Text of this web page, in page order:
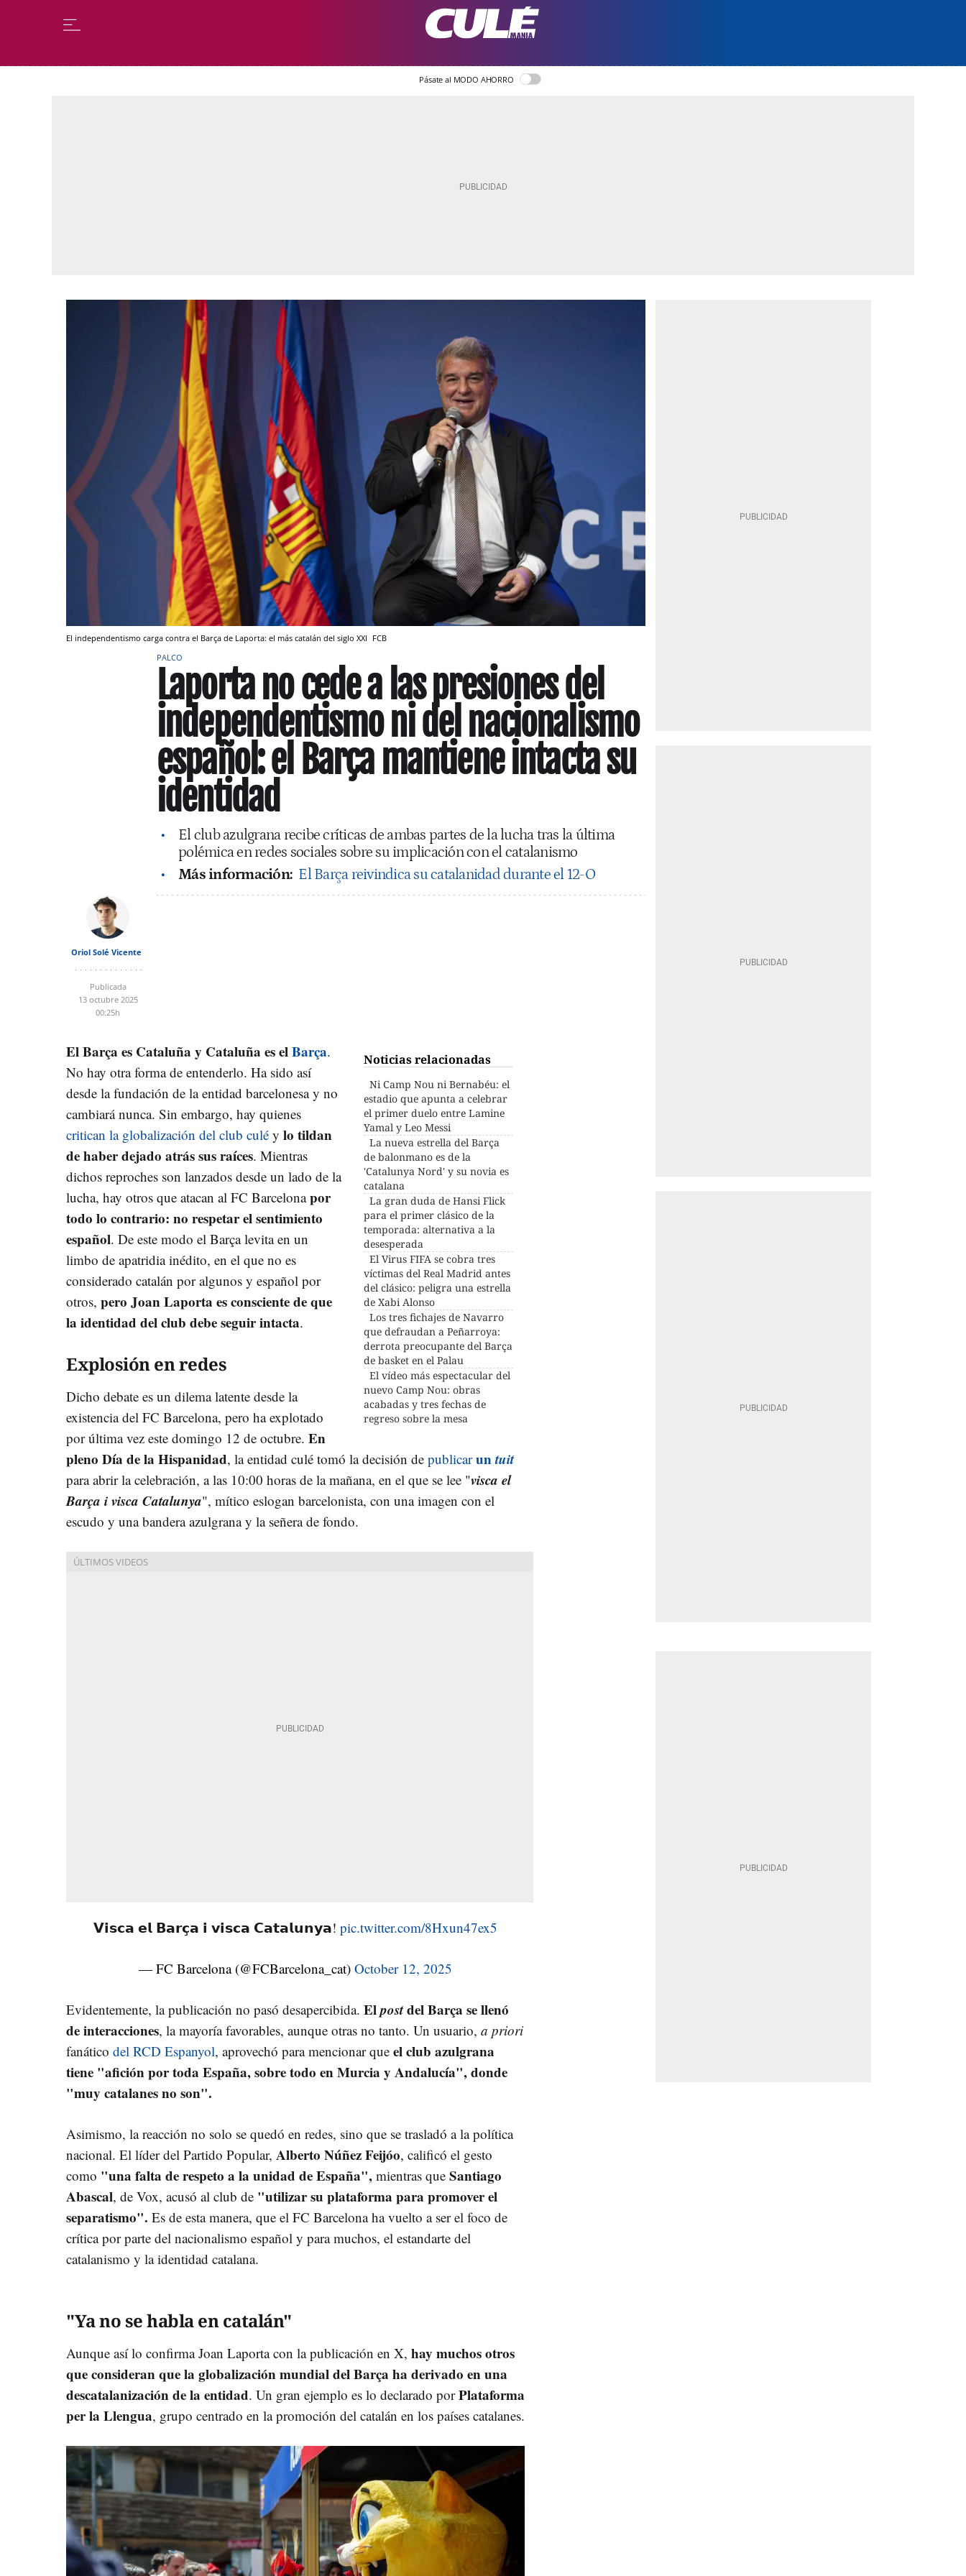
Pásate al MODO AHORRO
El independentismo carga contra el Barça de Laporta: el más catalán del siglo XXI FCB
PALCO
Laporta no cede a las presiones del
independentismo ni del nacionalismo
español: el Barça mantiene intacta su
identidad
El club azulgrana recibe críticas de ambas partes de la lucha tras la última
polémica en redes sociales sobre su implicación con el catalanismo
Más información: El Barça reivindica su catalanidad durante el 12-O
Oriol Solé Vicente
Publicada
13 octubre 2025
00:25h
Noticias relacionadas
Ni Camp Nou ni Bernabéu: el
estadio que apunta a celebrar
el primer duelo entre Lamine
Yamal y Leo Messi
La nueva estrella del Barça
de balonmano es de la
'Catalunya Nord' y su novia es
catalana
La gran duda de Hansi Flick
para el primer clásico de la
temporada: alternativa a la
desesperada
El Virus FIFA se cobra tres
víctimas del Real Madrid antes
del clásico: peligra una estrella
de Xabi Alonso
Los tres fichajes de Navarro
que defraudan a Peñarroya:
derrota preocupante del Barça
de basket en el Palau
El vídeo más espectacular del
nuevo Camp Nou: obras
acabadas y tres fechas de
regreso sobre la mesa
El Barça es Cataluña y Cataluña es elBarça.
No hay otra forma de entenderlo. Ha sido así
desde la fundación de la entidad barcelonesa y no
cambiará nunca. Sin embargo, hay quienes
critican la globalización del club culé y lo tildan
de haber dejado atrás sus raíces. Mientras
dichos reproches son lanzados desde un lado de la
lucha, hay otros que atacan al FC Barcelonapor
todo lo contrario: no respetar el sentimiento
español. De este modo el Barça levita en un
limbo de apatridia inédito, en el que no es
considerado catalán por algunos y español por
otros, pero Joan Laporta es consciente de que
la identidad del club debe seguir intacta.
Explosión en redes
Dicho debate es un dilema latente desde la
existencia del FC Barcelona, pero ha explotado
por última vez este domingo 12 de octubre. En
pleno Día de la Hispanidad, la entidad culé tomó la decisión de publicaruntuit
para abrir la celebración, a las 10:00 horas de la mañana, en el que se lee "visca el
Barça i visca Catalunya", mítico eslogan barcelonista, con una imagen con el
escudo y una bandera azulgrana y la señera de fondo.
𝗩𝗶𝘀𝗰𝗮 𝗲𝗹 𝗕𝗮𝗿𝗰̧𝗮 𝗶 𝘃𝗶𝘀𝗰𝗮 𝗖𝗮𝘁𝗮𝗹𝘂𝗻𝘆𝗮!pic.twitter.com/8Hxun47ex5
— FC Barcelona (@FCBarcelona_cat)October 12, 2025
Evidentemente, la publicación no pasó desapercibida. Elpostdel Barça se llenó
de interacciones, la mayoría favorables, aunque otras no tanto. Un usuario, a priori
fanático del RCD Espanyol, aprovechó para mencionar que el club azulgrana
tiene "afición por toda España, sobre todo en Murcia y Andalucía", donde
"muy catalanes no son".
Asimismo, la reacción no solo se quedó en redes, sino que se trasladó a la política
nacional. El líder del Partido Popular, Alberto Núñez Feijóo, calificó el gesto
como "una falta de respeto a la unidad de España", mientras que Santiago
Abascal, de Vox, acusó al club de "utilizar su plataforma para promover el
separatismo". Es de esta manera, que el FC Barcelona ha vuelto a ser el foco de
crítica por parte del nacionalismo español y para muchos, el estandarte del
catalanismo y la identidad catalana.
"Ya no se habla en catalán"
Aunque así lo confirma Joan Laporta con la publicación en X, hay muchos otros
que consideran que la globalización mundial del Barça ha derivado en una
descatalanización de la entidad. Un gran ejemplo es lo declarado porPlataforma
per la Llengua, grupo centrado en la promoción del catalán en los países catalanes.